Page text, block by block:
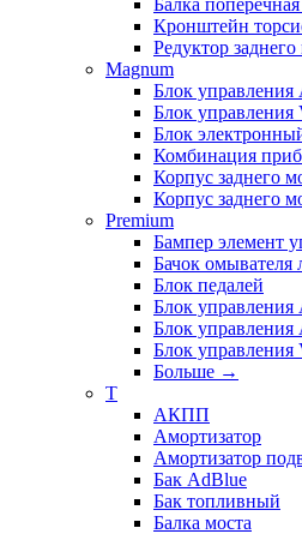
Балка
Кронштейн
Редуктор заднего
Magnum
Блок
Блок
Блок
Комбинация
Корпус заднего
Корпус заднего
Premium
Бампер элемент
Бачок омывателя
Блок педалей
Блок управления
Блок
Блок
Больше →
T
АКПП
Амортизатор
Амортизатор
Бак AdBlue
Бак топливный
Балка моста